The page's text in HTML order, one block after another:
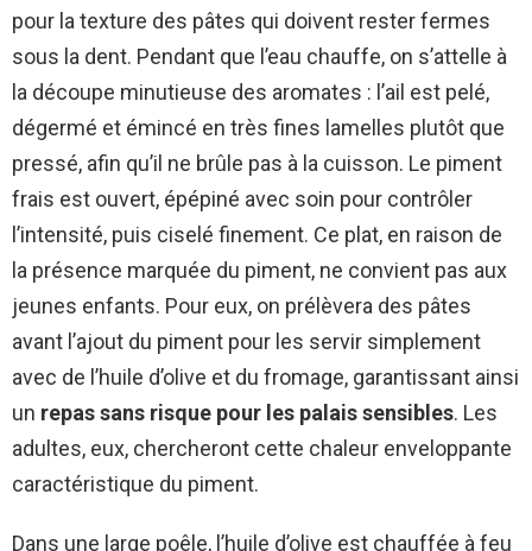
pour la texture des pâtes qui doivent rester fermes
sous la dent. Pendant que l’eau chauffe, on s’attelle à
la découpe minutieuse des aromates : l’ail est pelé,
dégermé et émincé en très fines lamelles plutôt que
pressé, afin qu’il ne brûle pas à la cuisson. Le piment
frais est ouvert, épépiné avec soin pour contrôler
l’intensité, puis ciselé finement. Ce plat, en raison de
la présence marquée du piment, ne convient pas aux
jeunes enfants. Pour eux, on prélèvera des pâtes
avant l’ajout du piment pour les servir simplement
avec de l’huile d’olive et du fromage, garantissant ainsi
un repas sans risque pour les palais sensibles. Les
adultes, eux, chercheront cette chaleur enveloppante
caractéristique du piment.
Dans une large poêle, l’huile d’olive est chauffée à feu